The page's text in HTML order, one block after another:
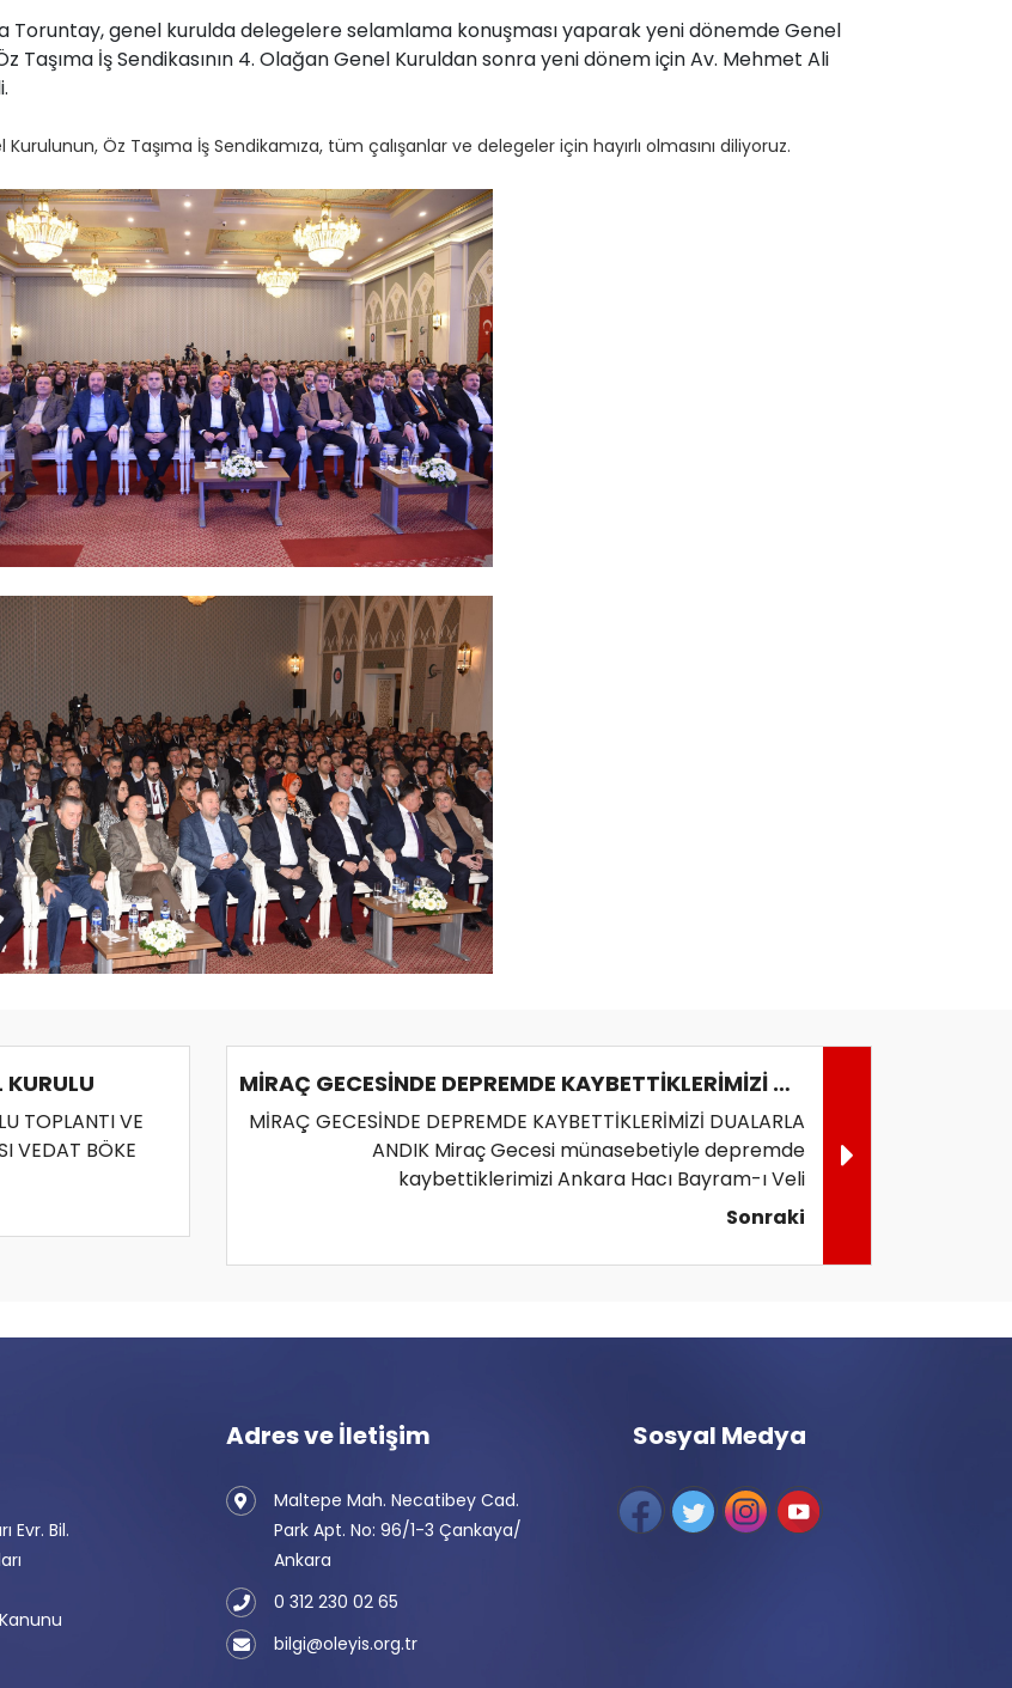
Toruntay, genel kurulda delegelere selamlama konuşması yaparak yeni dönemde Genel
Taşıma İş Sendikasının 4. Olağan Genel Kuruldan sonra yeni dönem için Av. Mehmet Ali
Kurulunun, Öz Taşıma İş Sendikamıza, tüm çalışanlar ve delegeler için hayırlı olmasını diliyoruz.
KURULU
TOPLANTI VE
VEDAT BÖKE
MİRAÇ GECESİNDE DEPREMDE KAYBETTİKLERİMİZİ DUALARLA ANDIK
MİRAÇ GECESİNDE DEPREMDE KAYBETTİKLERİMİZİ DUALARLA
ANDIK Miraç Gecesi münasebetiyle depremde
kaybettiklerimizi Ankara Hacı Bayram-ı Veli
Sonraki
Evr. Bil.
Adres ve İletişim
Maltepe Mah. Necatibey Cad.
Park Apt. No: 96/1-3 Çankaya/
Ankara
0 312 230 02 65
bilgi@oleyis.org.tr
Sosyal Medya